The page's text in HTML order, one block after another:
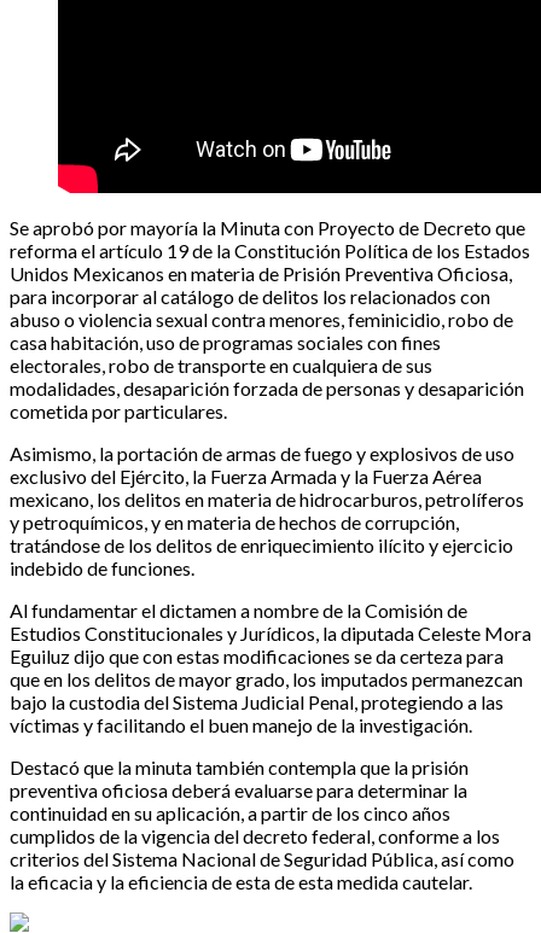
Se aprobó por mayoría la Minuta con Proyecto de Decreto que
reforma el artículo 19 de la Constitución Política de los Estados
Unidos Mexicanos en materia de Prisión Preventiva Oficiosa,
para incorporar al catálogo de delitos los relacionados con
abuso o violencia sexual contra menores, feminicidio, robo de
casa habitación, uso de programas sociales con fines
electorales, robo de transporte en cualquiera de sus
modalidades, desaparición forzada de personas y desaparición
cometida por particulares.
Asimismo, la portación de armas de fuego y explosivos de uso
exclusivo del Ejército, la Fuerza Armada y la Fuerza Aérea
mexicano, los delitos en materia de hidrocarburos, petrolíferos
y petroquímicos, y en materia de hechos de corrupción,
tratándose de los delitos de enriquecimiento ilícito y ejercicio
indebido de funciones.
Al fundamentar el dictamen a nombre de la Comisión de
Estudios Constitucionales y Jurídicos, la diputada Celeste Mora
Eguiluz dijo que con estas modificaciones se da certeza para
que en los delitos de mayor grado, los imputados permanezcan
bajo la custodia del Sistema Judicial Penal, protegiendo a las
víctimas y facilitando el buen manejo de la investigación.
Destacó que la minuta también contempla que la prisión
preventiva oficiosa deberá evaluarse para determinar la
continuidad en su aplicación, a partir de los cinco años
cumplidos de la vigencia del decreto federal, conforme a los
criterios del Sistema Nacional de Seguridad Pública, así como
la eficacia y la eficiencia de esta de esta medida cautelar.